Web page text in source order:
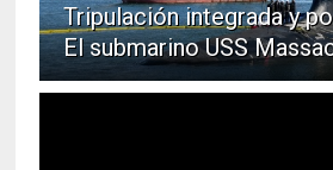
Tripulación integrada y
El submarino USS